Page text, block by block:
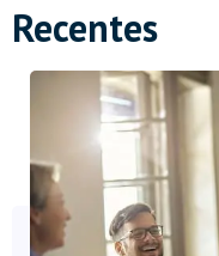
Recentes